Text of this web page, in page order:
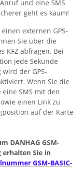
und eine SMS
geht es kaum!
externen GPS-
Sie über die
KFZ abfragen. Bei
jede Sekunde
der GPS-
Wenn Sie die
eine SMS mit den
einen Link zu
auf der Karte
DANHAG GSM-
Sie in
GSM-BASIC-